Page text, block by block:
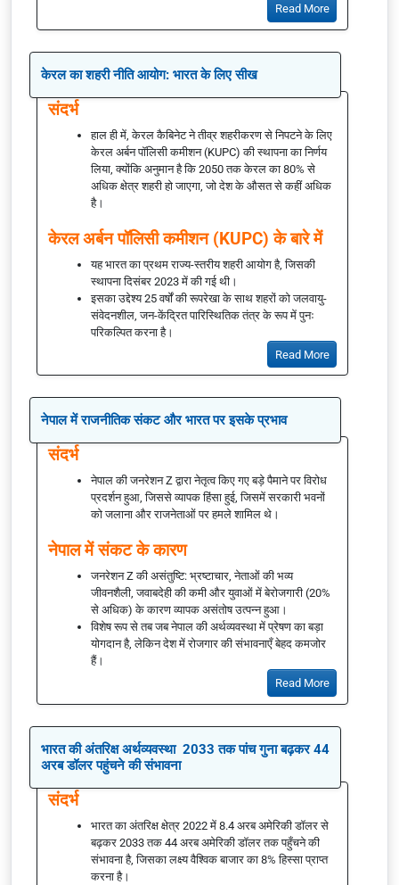
Read More
केरल का शहरी नीति आयोग: भारत के लिए सीख
संदर्भ
हाल ही में, केरल कैबिनेट ने तीव्र शहरीकरण से निपटने के लिए
केरल अर्बन पॉलिसी कमीशन (KUPC) की स्थापना का निर्णय
लिया, क्योंकि अनुमान है कि 2050 तक केरल का 80% से
अधिक क्षेत्र शहरी हो जाएगा, जो देश के औसत से कहीं अधिक
है।
केरल अर्बन पॉलिसी कमीशन (KUPC) के बारे में
यह भारत का प्रथम राज्य-स्तरीय शहरी आयोग है, जिसकी
स्थापना दिसंबर 2023 में की गई थी।
इसका उद्देश्य 25 वर्षों की रूपरेखा के साथ शहरों को जलवायु-
संवेदनशील, जन-केंद्रित पारिस्थितिक तंत्र के रूप में पुनः
परिकल्पित करना है।
Read More
नेपाल में राजनीतिक संकट और भारत पर इसके प्रभाव
संदर्भ
नेपाल की जनरेशन Z द्वारा नेतृत्व किए गए बड़े पैमाने पर विरोध
प्रदर्शन हुआ, जिससे व्यापक हिंसा हुई, जिसमें सरकारी भवनों
को जलाना और राजनेताओं पर हमले शामिल थे।
नेपाल में संकट के कारण
जनरेशन Z की असंतुष्टि: भ्रष्टाचार, नेताओं की भव्य
जीवनशैली, जवाबदेही की कमी और युवाओं में बेरोजगारी (20%
से अधिक) के कारण व्यापक असंतोष उत्पन्न हुआ।
विशेष रूप से तब जब नेपाल की अर्थव्यवस्था में प्रेषण का बड़ा
योगदान है, लेकिन देश में रोजगार की संभावनाएँ बेहद कमजोर
हैं।
Read More
भारत की अंतरिक्ष अर्थव्यवस्था 2033 तक पांच गुना बढ़कर 44
अरब डॉलर पहुंचने की संभावना
संदर्भ
भारत का अंतरिक्ष क्षेत्र 2022 में 8.4 अरब अमेरिकी डॉलर से
बढ़कर 2033 तक 44 अरब अमेरिकी डॉलर तक पहुँचने की
संभावना है, जिसका लक्ष्य वैश्विक बाजार का 8% हिस्सा प्राप्त
करना है।